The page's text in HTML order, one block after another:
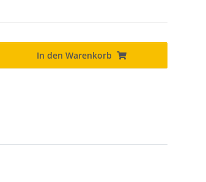
In den Warenkorb